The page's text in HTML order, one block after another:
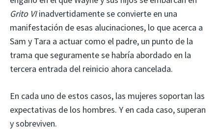
Grito VIinadvertidamente se convierte en una
manifestación de esas alucinaciones, lo que acerca a
Sam y Tara a actuar como el padre, un punto de la
trama que seguramente se habría abordado en la
tercera entrada del reinicio ahora cancelada.
En cada uno de estos casos, las mujeres soportan las
expectativas de los hombres. Y en cada caso, superan
y sobreviven.